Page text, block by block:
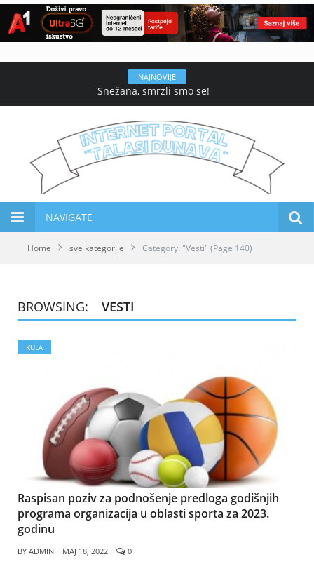
NAJNOVIJE
Snežana, smrzli smo se!
NAVIGATE
Home sve kategorije Category: "Vesti" (Page 140)
BROWSING: VESTI
KULA
Raspisan poziv za podnošenje predloga godišnjih
programa organizacija u oblasti sporta za 2023.
godinu
BY ADMIN МАЈ 18, 2022 0